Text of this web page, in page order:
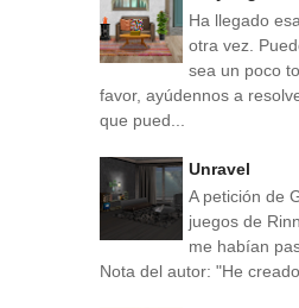
Ha llegado
otra vez.
sea un poco
favor, ayúdennos a
que pued...
Unravel
A petición de
juegos de
me habían
Nota del autor: "He